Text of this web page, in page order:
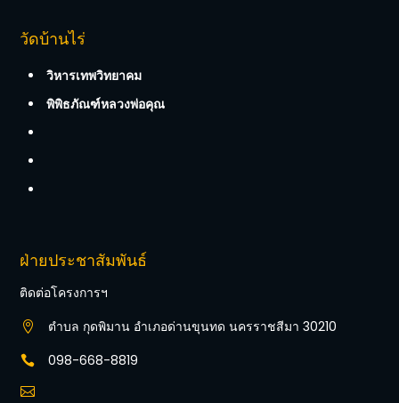
วัดบ้านไร่
วิหารเทพวิทยาคม
พิพิธภัณฑ์หลวงพ่อคุณ
ฝ่ายประชาสัมพันธ์
ติดต่อโครงการฯ
 ตำบล กุดพิมาน อำเภอด่านขุนทด นครราชสีมา 30210
 098-668-8819
